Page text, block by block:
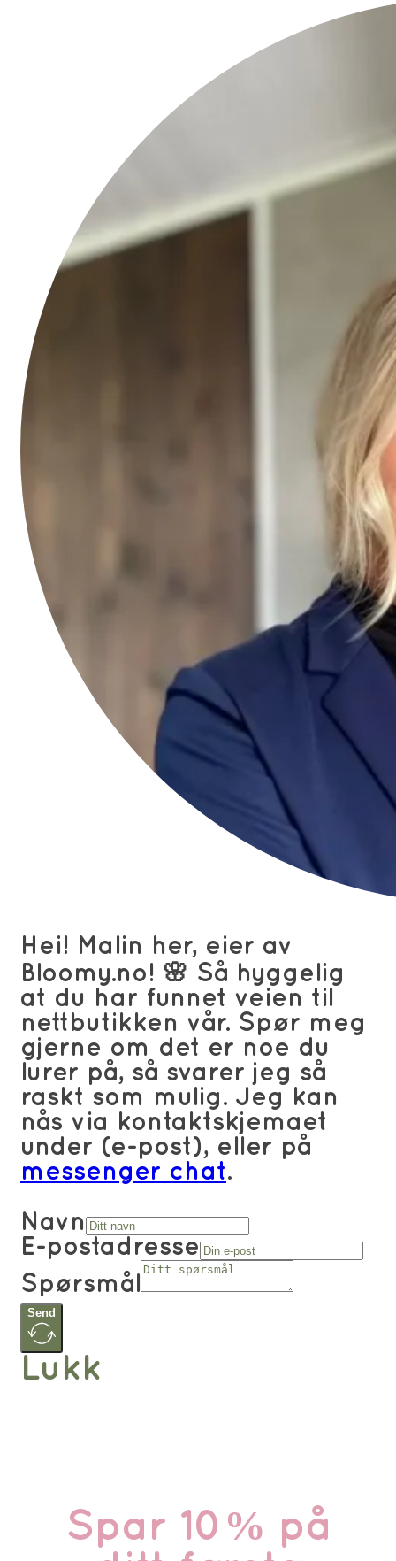
Hei! Malin her, eier av
Bloomy.no! 🌸 Så hyggelig
at du har funnet veien til
nettbutikken vår. Spør meg
gjerne om det er noe du
lurer på, så svarer jeg så
raskt som mulig. Jeg kan
nås via kontaktskjemaet
under (e-post), eller på
messenger chat.
Navn
E-postadresse
Spørsmål
Send
Lukk
Spar 10% på